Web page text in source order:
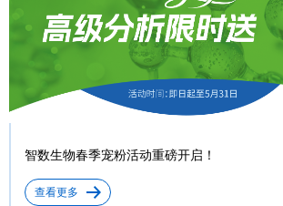
智数生物春季宠粉活动重磅开启！
查看更多